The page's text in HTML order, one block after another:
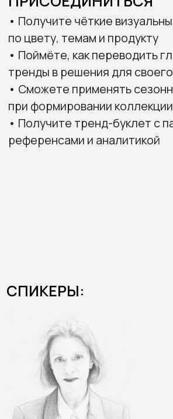
Эксперт по подиумной аналитике и тренд-
прогнозированию, преподаватель Polimoda
29 лет в индустрии моды. Бывший директор
подиумного анализа WGSN и Stylesight,
креативный директор Nordstrom.
Специализируется на адаптации
подиумных идей в продуктовые решения.
Fashion-консультант, специалист
Бывший региональный директор WGSN
в России, ЦВЕ и СНГ. Работала с Vogue, РБК,
CPM и международными неделями моды.
Выпускница Манчестерского
и Кембриджского университетов,
Лондонского колледжа моды. Основатель
Trendsite. Более 21 лет живёт в Лондоне,